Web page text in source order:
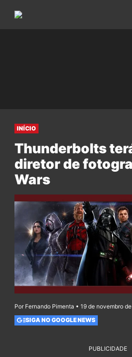
INÍCIO
Thunderbolts
diretor de
Wars
Por Fernando Pimenta • 19 de novembro
SIGA NO GOOGLE NEWS
PUBLICIDADE